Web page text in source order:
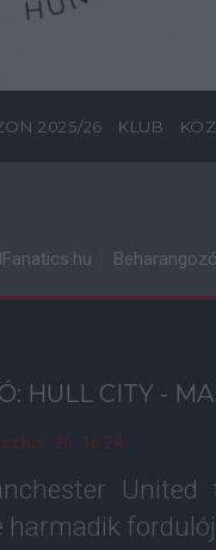
2025/26 KLUB
HULL CITY -
26. 16:24
United
harmadik